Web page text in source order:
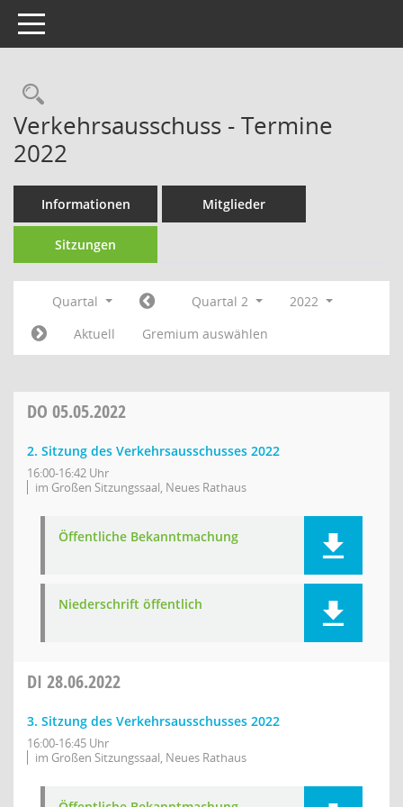
Toggle navigation
Rechercheauswahl
Verkehrsausschuss - Termine
2022
Informationen Mitglieder
Sitzungen
Quartal Quartal 2
2022
Aktuell
Gremium auswählen
DO 05.05.2022
2. Sitzung des Verkehrsausschusses 2022
16:00-16:42 Uhr
im Großen Sitzungssaal, Neues Rathaus
Öffentliche Bekanntmachung
Niederschrift öffentlich
DI 28.06.2022
3. Sitzung des Verkehrsausschusses 2022
16:00-16:45 Uhr
im Großen Sitzungssaal, Neues Rathaus